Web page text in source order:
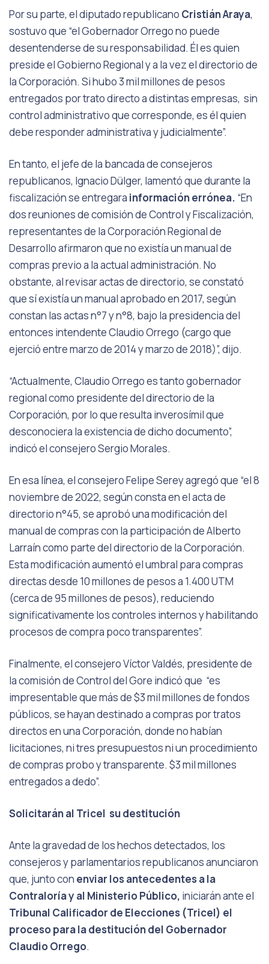
Por su parte, el diputado republicano Cristián Araya,
sostuvo que “el Gobernador Orrego no puede
desentenderse de su responsabilidad. Él es quien
preside el Gobierno Regionaly a la vez el directorio de
la Corporación. Si hubo 3 mil millones de pesos
entregados por trato directo a distintas empresas, sin
control administrativo que corresponde, es él quien
deberesponder administrativa y judicialmente”.
En tanto, el jefe de la bancada de consejeros
republicanos, Ignacio Dülger, lamentó que durante la
fiscalización se entregara información errónea. “En
dos reuniones de comisión de Control y Fiscalización,
representantes de la Corporación Regional de
Desarrollo afirmaron que no existía un manual de
compras previo a la actual administración. No
obstante, al revisar actas de directorio, se constató
que sí existía un manual aprobado en 2017, según
constan las actas n°7 y n°8, bajo la presidencia del
entonces intendente Claudio Orrego (cargo que
ejerció entre marzo de 2014 y marzo de 2018)”, dijo.
“Actualmente, Claudio Orrego es tanto gobernador
regional como presidente del directorio de la
Corporación, por lo que resulta inverosímil que
desconociera la existencia de dicho documento”,
indicó el consejero Sergio Morales.
En esa línea, el consejero Felipe Serey agregó que “el 8
noviembre de 2022, según consta en el acta de
directorio n°45, se aprobó una modificación del
manual de compras con la participación de Alberto
Larraín como parte del directorio de la Corporación.
Esta modificación aumentó el umbral para compras
directas desde 10 millones de pesos a 1.400 UTM
(cerca de 95 millones de pesos), reduciendo
significativamente los controles internos y habilitando
procesos de compra poco transparentes”.
Finalmente, el consejero Víctor Valdés, presidente de
la comisión de Control del Gore indicó que “es
impresentable que más de $3 mil millones de fondos
públicos, se hayan destinado a compras por tratos
directos en una Corporación, donde no habían
licitaciones, ni tres presupuestos ni un procedimiento
de compras probo y transparente. $3 mil millones
entregados a dedo”.
Solicitarán al Tricel su destitución
Ante la gravedad de los hechos detectados, los
consejeros y parlamentarios republicanos anunciaron
que, junto con enviar los antecedentes a la
Contraloría y al Ministerio Público, iniciarán ante el
Tribunal Calificador de Elecciones (Tricel) el
proceso para la destitución del Gobernador
Claudio Orrego.